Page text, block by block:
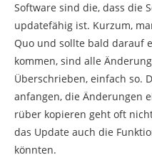
Software sind die, dass die
updatefähig ist. Kurzum,
Quo und sollte bald darauf
kommen, sind alle
Überschrieben, einfach so.
anfangen, die Änderungen
rüber kopieren geht oft
das Update auch die
könnten.